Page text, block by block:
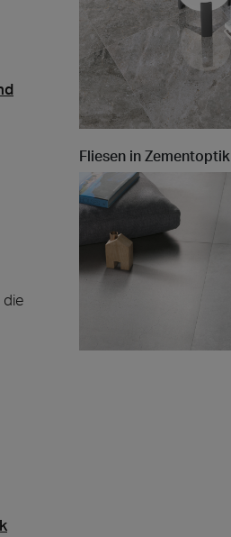
Fliesen in Zementoptik